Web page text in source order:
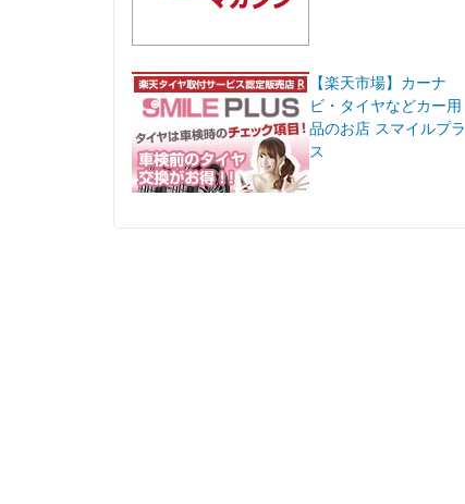
【楽天市場】カーナ
ビ・タイヤなどカー用
品のお店 スマイルプラ
ス